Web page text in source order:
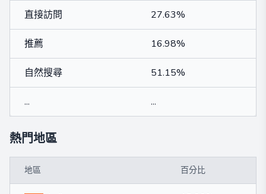
直接訪問 27.63%
推薦 16.98%
自然搜尋 51.15%
... ...
熱門地區
地區 百分比